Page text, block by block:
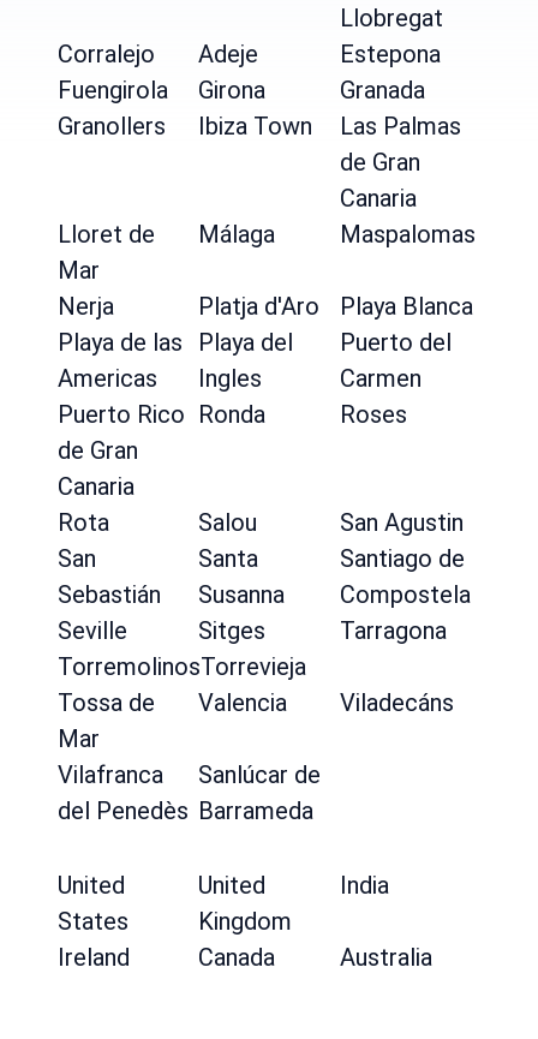
Llobregat
Corralejo
Adeje
Estepona
Fuengirola
Girona
Granada
Granollers
Ibiza Town
Las Palmas
de Gran
Canaria
Lloret de
Mar
Málaga Maspalomas
Nerja Platja d'Aro
Playa Blanca
Playa de las
Americas
Playa del
Ingles
Puerto del
Carmen
Puerto Rico
de Gran
Canaria
Ronda Roses
Rota Salou
San Agustin
San
Sebastián
Santa
Susanna
Santiago de
Compostela
Seville
Sitges
Tarragona
TorremolinosTorrevieja
Tossa de
Mar
Valencia Viladecáns
Vilafranca
del Penedès
Sanlúcar de
Barrameda
United
States
United
Kingdom
India
Ireland Canada Australia